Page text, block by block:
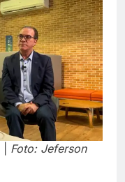
Foto: Jeferson